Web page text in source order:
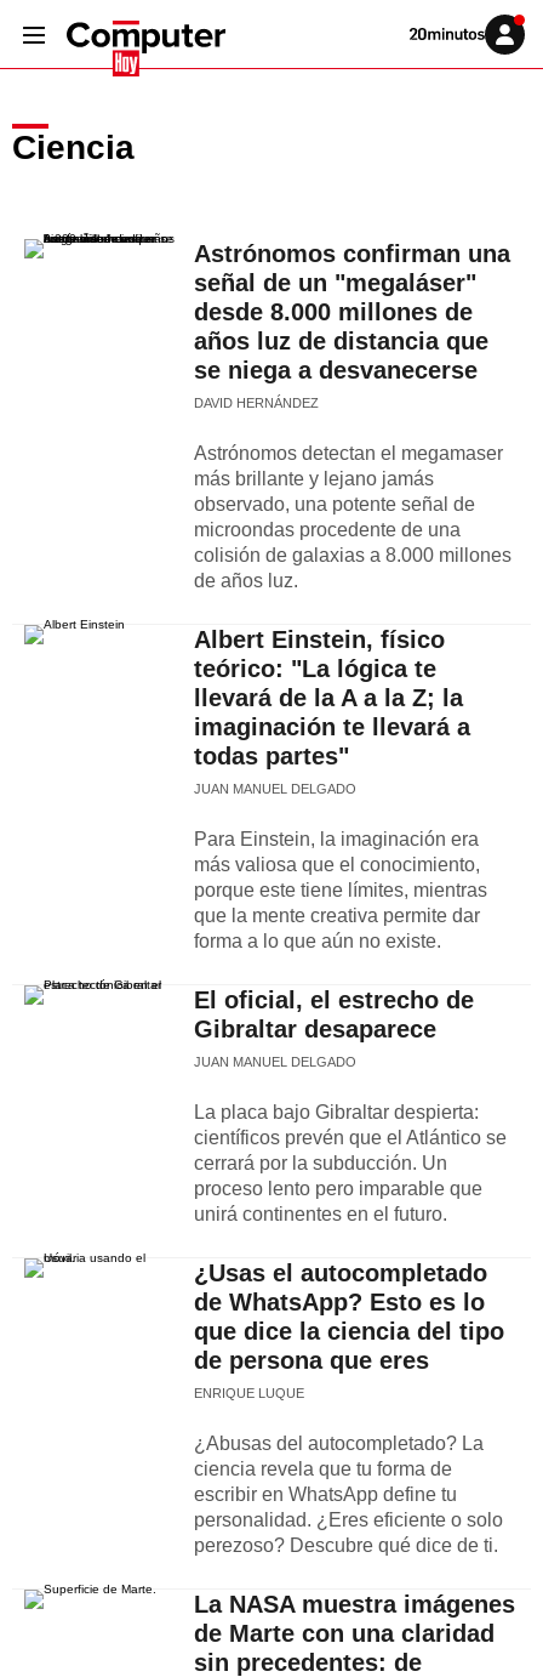
Volver
Iniciar
sesión
Ciencia
Astrónomos confirman una
señal de un "megaláser"
desde 8.000 millones de
años luz de distancia que
se niega a desvanecerse
DAVID HERNÁNDEZ
Astrónomos detectan el megamaser
más brillante y lejano jamás
observado, una potente señal de
microondas procedente de una
colisión de galaxias a 8.000 millones
de años luz.
Albert Einstein, físico
teórico: "La lógica te
llevará de la A a la Z; la
imaginación te llevará a
todas partes"
JUAN MANUEL DELGADO
Para Einstein, la imaginación era
más valiosa que el conocimiento,
porque este tiene límites, mientras
que la mente creativa permite dar
forma a lo que aún no existe.
El oficial, el estrecho de
Gibraltar desaparece
JUAN MANUEL DELGADO
La placa bajo Gibraltar despierta:
científicos prevén que el Atlántico se
cerrará por la subducción. Un
proceso lento pero imparable que
unirá continentes en el futuro.
¿Usas el autocompletado
de WhatsApp? Esto es lo
que dice la ciencia del tipo
de persona que eres
ENRIQUE LUQUE
¿Abusas del autocompletado? La
ciencia revela que tu forma de
escribir en WhatsApp define tu
personalidad. ¿Eres eficiente o solo
perezoso? Descubre qué dice de ti.
La NASA muestra imágenes
de Marte con una claridad
sin precedentes: de